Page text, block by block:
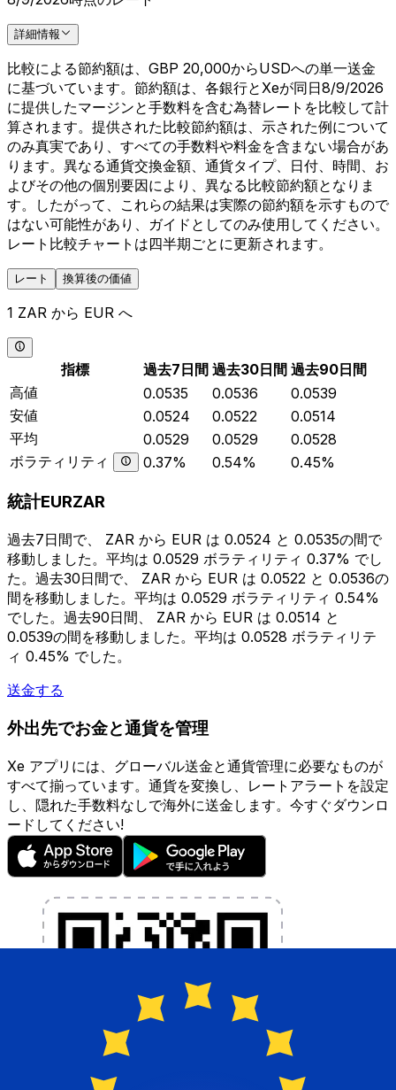
詳細情報
比較による節約額は、GBP 20,000からUSDへの単一送金
に基づいています。節約額は、各銀行とXeが同日8/9/2026
に提供したマージンと手数料を含む為替レートを比較して計
算されます。提供された比較節約額は、示された例について
のみ真実であり、すべての手数料や料金を含まない場合があ
ります。異なる通貨交換金額、通貨タイプ、日付、時間、お
よびその他の個別要因により、異なる比較節約額となりま
す。したがって、これらの結果は実際の節約額を示すもので
はない可能性があり、ガイドとしてのみ使用してください。
レート比較チャートは四半期ごとに更新されます。
レート 換算後の価値
1 ZAR から EUR へ
指標 過去7日間 過去30日間 過去90日間
高値
0.0535 0.0536
0.0539
安値
0.0524 0.0522
0.0514
平均
0.0529 0.0529
0.0528
ボラティリティ
0.37% 0.54% 0.45%
統計EURZAR
過去7日間で、 ZAR から EUR は 0.0524 と 0.0535の間で
移動しました。平均は 0.0529 ボラティリティ 0.37% でし
た。過去30日間で、 ZAR から EUR は 0.0522 と 0.0536の
間を移動しました。平均は 0.0529 ボラティリティ 0.54%
でした。過去90日間、 ZAR から EUR は 0.0514 と
0.0539の間を移動しました。平均は 0.0528 ボラティリテ
ィ 0.45% でした。
送金する
外出先でお金と通貨を管理
Xe アプリには、グローバル送金と通貨管理に必要なものが
すべて揃っています。通貨を変換し、レートアラートを設定
し、隠れた手数料なしで海外に送金します。今すぐダウンロ
ードしてください!